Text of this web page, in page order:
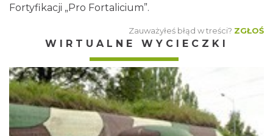
Fortyfikacji „Pro Fortalicium”.
Zauważyłeś błąd w treści? ZGŁOŚ
WIRTUALNE WYCIECZKI